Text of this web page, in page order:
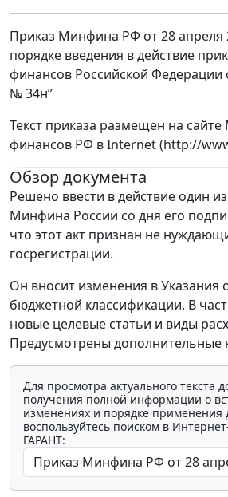
Приказ Минфина РФ от 28 апреля
порядке введения в действие
финансов Российской Федерации
№ 34н”
Текст приказа размещен на сайте
финансов РФ в Internet (http://
Обзор документа
Решено ввести в действие один
Минфина России со дня его
что этот акт признан не
госрегистрации.
Он вносит изменения в Указания
бюджетной классификации. В
новые целевые статьи и виды
Предусмотрены дополнительные
Для просмотра актуального текста
получения полной информации о
изменениях и порядке применения
воспользуйтесь поиском в
ГАРАНТ: